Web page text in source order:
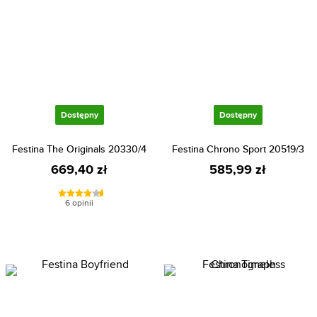
Dostępny
Festina The Originals 20330/4
669,40 zł
6 opinii
Dostępny
Festina Chrono Sport 20519/3
585,99 zł